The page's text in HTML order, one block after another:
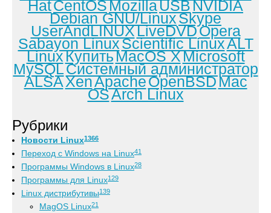
HatCentOSMozillaUSBNVIDIA
Debian GNU/LinuxSkype
UserAndLINUXLiveDVDOpera
Sabayon LinuxScientific LinuxALT
LinuxКупитьMacOS XMicrosoft
MySQLСистемный администратор
ALSAXenApacheOpenBSDMac
OSArch Linux
Рубрики
Новости Linux1366
Переход с Windows на Linux41
Программы Windows в Linux28
Программы для Linux129
Linux дистрибутивы139
MagOS Linux21